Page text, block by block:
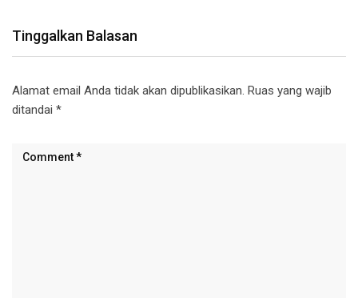
Tinggalkan Balasan
Alamat email Anda tidak akan dipublikasikan. Ruas yang wajib
ditandai *